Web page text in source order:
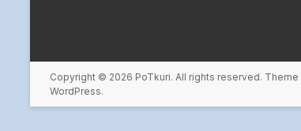
Copyright © 2026 PoTkuri. All rights reserved. Theme
WordPress.